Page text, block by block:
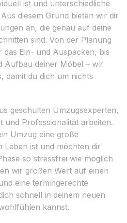
ist und unterschiedliche
diesem Grund bieten wir dir
an, die genau auf deine
sind. Von der Planung
das Ein- und Auspacken, bis
Aufbau deiner Möbel – wir
damit du dich um nichts
geschulten Umzugsexperten,
und Professionalität arbeiten.
Umzug eine große
Leben ist und möchten dir
so stressfrei wie möglich
wir großen Wert auf einen
eine termingerechte
schnell in deinem neuen
kannst.